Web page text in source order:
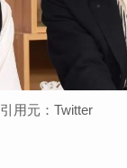
引用元：Twitter